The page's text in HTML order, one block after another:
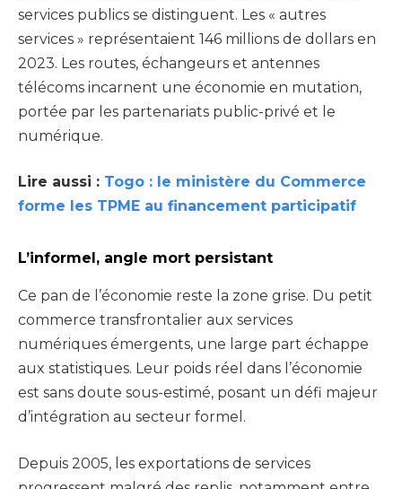
services publics se distinguent. Les « autres
services » représentaient 146 millions de dollars en
2023. Les routes, échangeurs et antennes
télécoms incarnent une économie en mutation,
portée par les partenariats public-privé et le
numérique.
Lire aussi : Togo : le ministère du Commerce
forme les TPME au financement participatif
L’informel, angle mort persistant
Ce pan de l’économie reste la zone grise. Du petit
commerce transfrontalier aux services
numériques émergents, une large part échappe
aux statistiques. Leur poids réel dans l’économie
est sans doute sous-estimé, posant un défi majeur
d’intégration au secteur formel.
Depuis 2005, les exportations de services